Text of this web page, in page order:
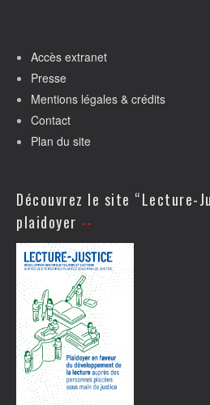
Accès extranet
Presse
Mentions légales & crédits
Contact
Plan du site
Découvrez le site “Lecture-
plaidoyer